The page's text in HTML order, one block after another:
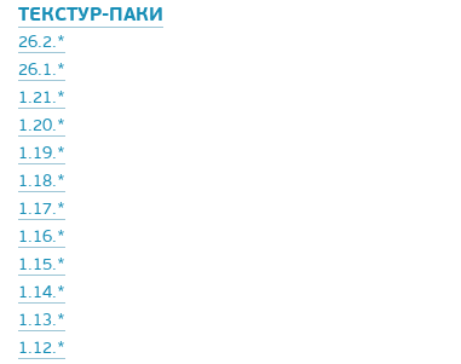
ТЕКСТУР-ПАКИ
26.2.*
26.1.*
1.21.*
1.20.*
1.19.*
1.18.*
1.17.*
1.16.*
1.15.*
1.14.*
1.13.*
1.12.*